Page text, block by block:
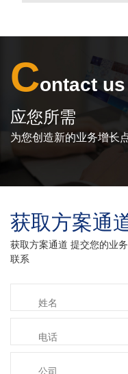
Contact us
应您所需
为您创造新的业务增长
获取方案通
获取方案通道 提交您的业
联系